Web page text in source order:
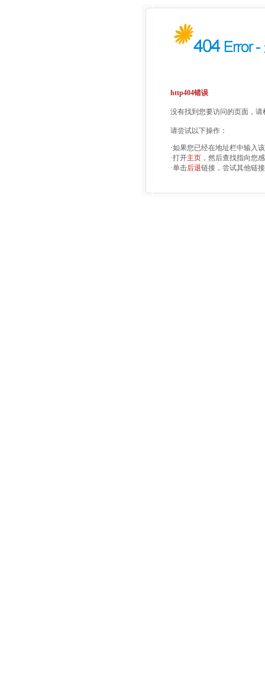
http404错误
没有找到您要访问的页面，
请尝试以下操作：
·如果您已经在地址栏中输入
·打开主页 ，然后查找指向您
·单击后退链接，尝试其他链